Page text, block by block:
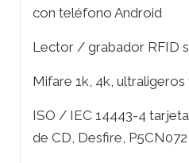
con teléfono Android
Lector / grabador RFID
Mifare 1k, 4k,
ISO / IEC 14443-4
de CD, Desfire,